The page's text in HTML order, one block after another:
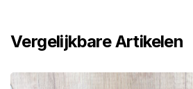
Vergelijkbare Artikelen